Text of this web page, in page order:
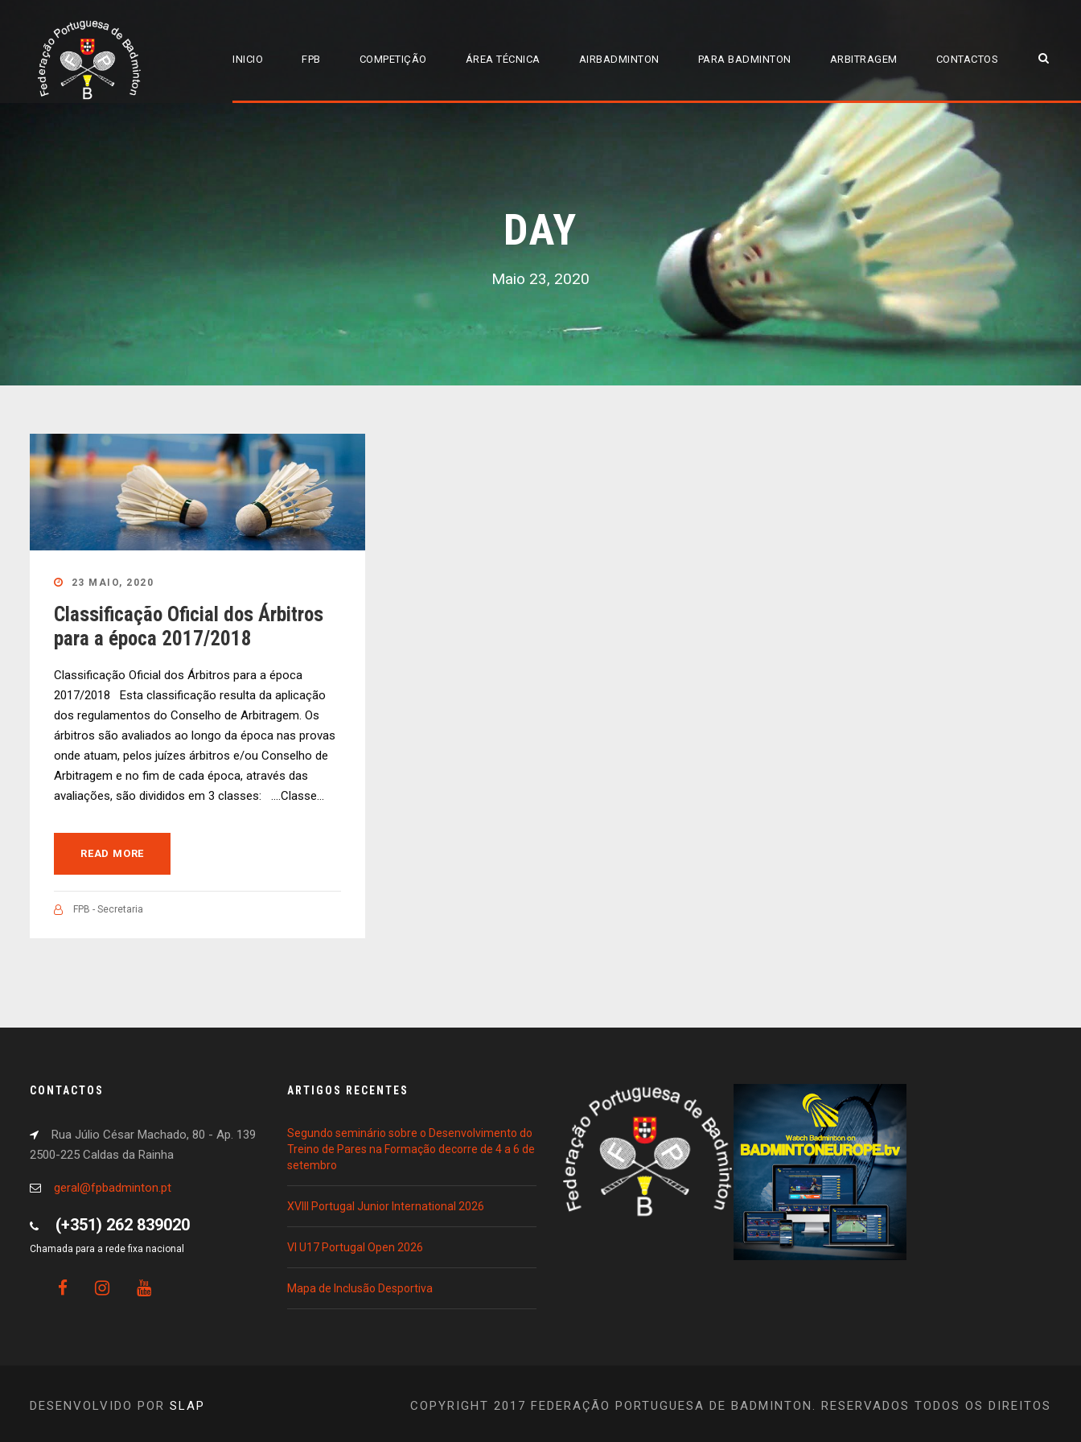
INICIO FPB COMPETIÇÃO ÁREA TÉCNICA AIRBADMINTON PARA BADMINTON ARBITRAGEM CONTACTOS
DAY
Maio 23, 2020
23 MAIO, 2020
Classificação Oficial dos Árbitros
para a época 2017/2018
Classificação Oficial dos Árbitros para a época
2017/2018 Esta classificação resulta da aplicação
dos regulamentos do Conselho de Arbitragem. Os
árbitros são avaliados ao longo da época nas provas
onde atuam, pelos juízes árbitros e/ou Conselho de
Arbitragem e no fim de cada época, através das
avaliações, são divididos em 3 classes: ….Classe...
READ MORE
FPB - Secretaria
CONTACTOS
Rua Júlio César Machado, 80 - Ap. 139
2500-225 Caldas da Rainha
geral@fpbadminton.pt
(+351) 262 839020
Chamada para a rede fixa nacional
ARTIGOS RECENTES
Segundo seminário sobre o Desenvolvimento do
Treino de Pares na Formação decorre de 4 a 6 de
setembro
XVIII Portugal Junior International 2026
VI U17 Portugal Open 2026
Mapa de Inclusão Desportiva
DESENVOLVIDO POR SLAP COPYRIGHT 2017 FEDERAÇÃO PORTUGUESA DE BADMINTON. RESERVADOS TODOS OS DIREITOS